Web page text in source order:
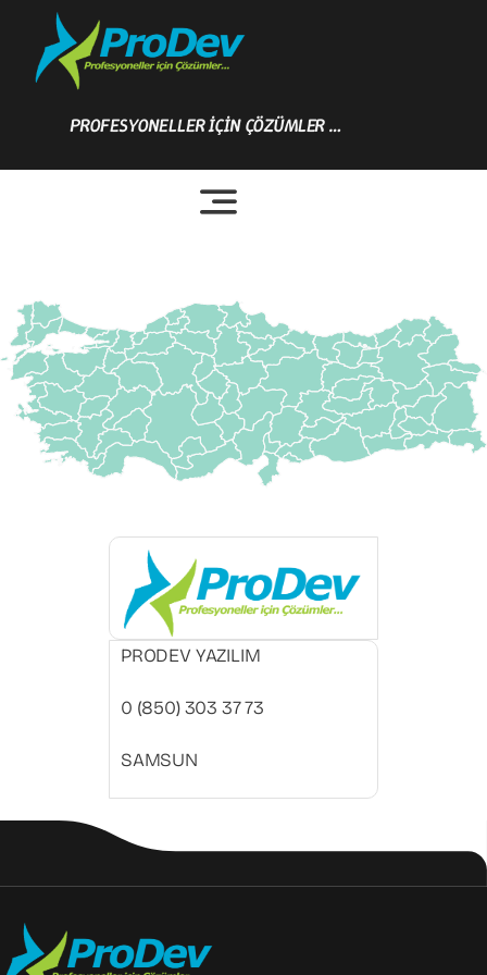
content
PROFESYONELLER İÇİN ÇÖZÜMLER …
PRODEV YAZILIM
0 (850) 303 37 73
SAMSUN